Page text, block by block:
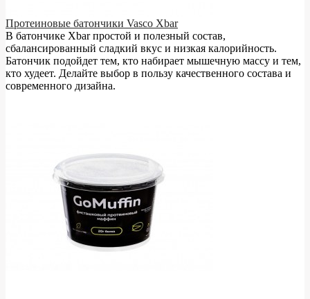
Протеиновые батончики Vasco Xbar
В батончике Xbar простой и полезный состав,
сбалансированный сладкий вкус и низкая калорийность.
Батончик подойдет тем, кто набирает мышечную массу и тем,
кто худеет. Делайте выбор в пользу качественного состава и
современного дизайна.